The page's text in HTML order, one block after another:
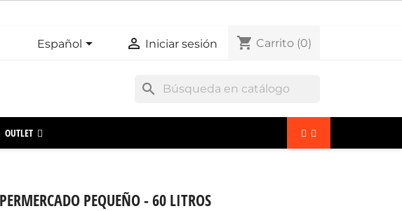
Español  Iniciar sesión shopping_cart Carrito (0)
search
OUTLET
PEQUEÑO - 60 LITROS